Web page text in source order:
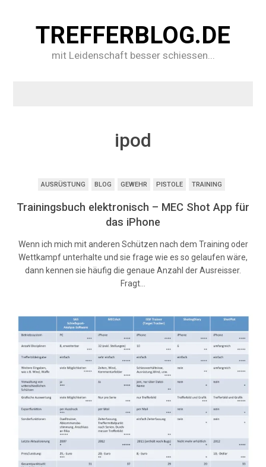
TREFFERBLOG.DE
mit Leidenschaft besser schiessen...
ipod
AUSRÜSTUNG BLOG GEWEHR PISTOLE TRAINING
Trainingsbuch elektronisch – MEC Shot App für
das iPhone
Wenn ich mich mit anderen Schützen nach dem Training oder
Wettkampf unterhalte und sie frage wie es so gelaufen wäre,
dann kennen sie häufig die genaue Anzahl der Ausreisser.
Fragt…